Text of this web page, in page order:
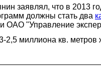
заявлял, что в 2013
должны стать два
ОАО "Управление
миллиона кв.